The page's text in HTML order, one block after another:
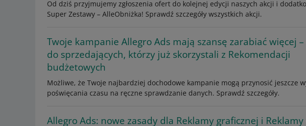
Od dziś przyjmujemy zgłoszenia ofert do kolejnej edycji naszych akcji i
Super Zestawy – AlleObniżka! Sprawdź szczegóły wszystkich akcji.
Twoje kampanie Allegro Ads mają szansę zarabiać więcej –
do sprzedających, którzy już skorzystali z Rekomendacji
budżetowych
Możliwe, że Twoje najbardziej dochodowe kampanie mogą przynosić jeszcze
poświęcania czasu na ręczne sprawdzanie danych. Sprawdź szczegóły.
Allegro Ads: nowe zasady dla Reklamy graficznej i